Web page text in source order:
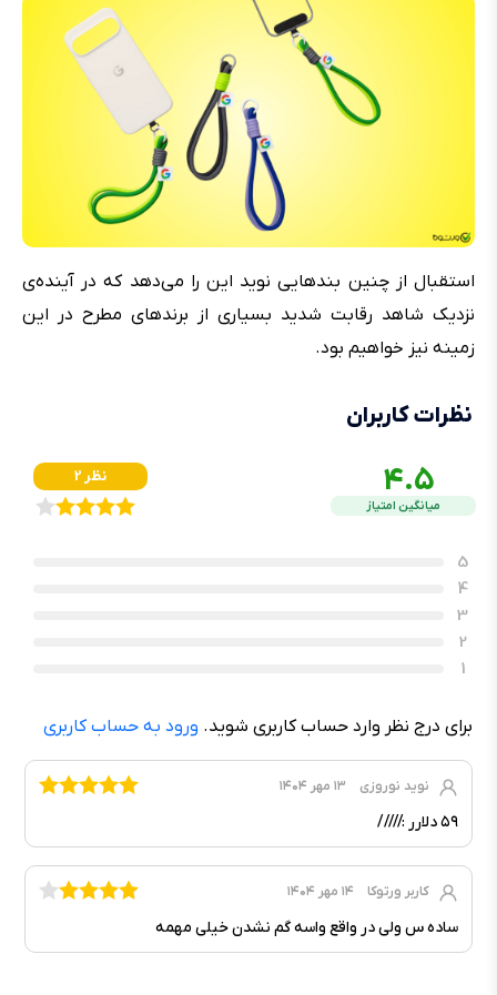
استقبال از چنین بندهایی نوید این را می‌دهد که در آینده‌ی
نزدیک شاهد رقابت شدید بسیاری از برندهای مطرح در این
زمینه نیز خواهیم بود.
نظرات کاربران
4.5
میانگین امتیاز
2 نظر
5
4
3
2
1
برای درج نظر وارد حساب کاربری شوید. ورود به حساب کاربری
نوید نوروزی ۱۳ مهر ۱۴۰۴
۵۹ دلارر ://///
کاربر ورتوکا ۱۴ مهر ۱۴۰۴
ساده س ولی در واقع واسه گم نشدن خیلی مهمه